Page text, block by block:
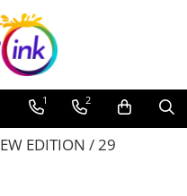
1 2
EDITION / 29